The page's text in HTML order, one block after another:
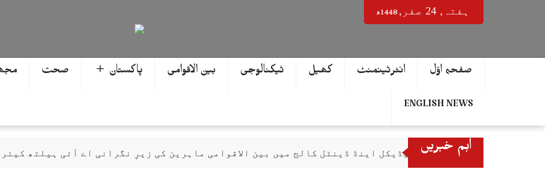
ہفتہ‬‮, 24 صفر‬, 1448ھ
صفحہ اوّل انٹرٹینمنٹ کھیل ٹیکنالوجی بین الاقوامی پاکستان ＋ صحت
ENGLISH NEWS
اہم خبریں
اسلام آباد میڈیکل اینڈ ڈینٹل کالج میں بین الاقوامی ماہرین کی زیرِ نگرانی اے آئی ہیلتھ